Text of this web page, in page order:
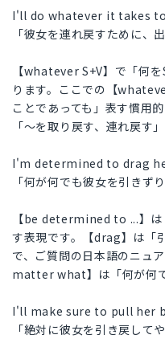
I'll do whatever it takes
「彼女を連れ戻すために、
【whatever S+V】で「何
ります。ここでの【
ことであっても」表す慣用
「～を取り戻す、連れ戻す
I'm determined to drag
「何が何でも彼女を引きず
【be determined to ...】は
す表現です。【drag】は「
で、ご質問の日本語のニュ
matter what】は「何が何
I'll make sure to pull her
「絶対に彼女を引き戻してや